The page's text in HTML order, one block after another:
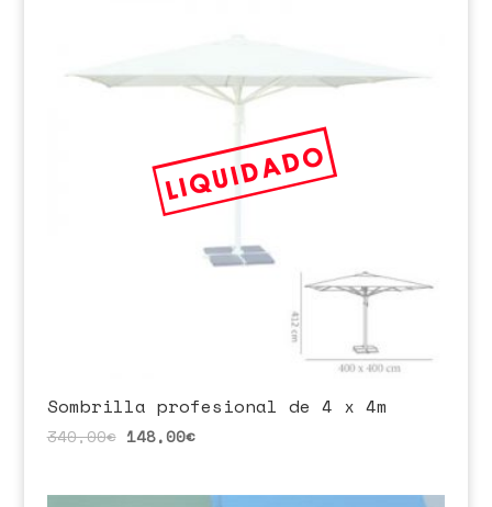
Sombrilla profesional de 4 x 4m
340,00€ 148,00€